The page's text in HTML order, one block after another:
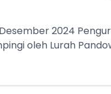
2024
oleh Lurah